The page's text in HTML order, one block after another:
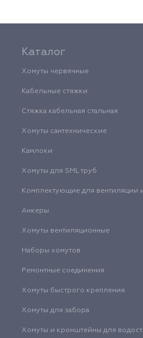
Каталог
Хомуты червячные
Кабельные стяжки
Стяжка кабельная стальная
Хомуты сантехнические
Камлоки
Хомуты для SML труб
Комплектующие для вентиляции
Анкеры
Хомуты вентиляционные
Наборы хомутов
Ремонтные соединения
Хомуты быстрого крепления
Хомуты для забора
Хомуты и кронштейны для